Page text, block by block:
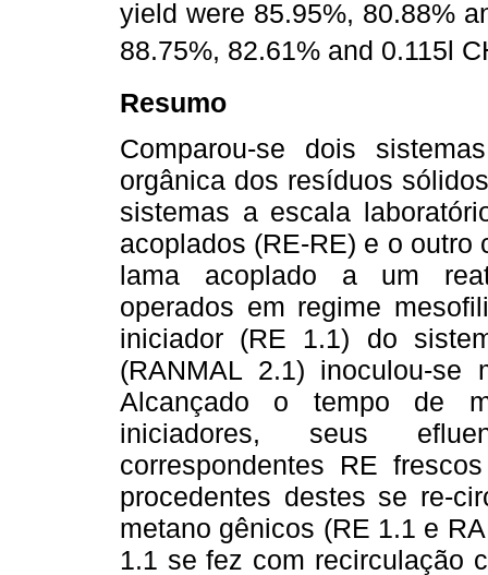
yield were 85.95%, 80.88%
88.75%, 82.61% and 0.115l
Resumo
Comparou-se dois
orgânica dos resíduos
sistemas a escala
acoplados (RE-RE) e o outro
lama acoplado a um
operados em regime
iniciador (RE 1.1) do
(RANMAL 2.1) inoculou-se
Alcançado o tempo de
iniciadores, seus
correspondentes RE
procedentes destes se re-
metano gênicos (RE 1.1 e
1.1 se fez com recirculação